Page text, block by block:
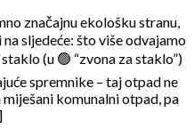
značajnu ekološku stranu,
sljedeće: što više odvajamo
(u 🟢 “zvona za staklo”)
spremnike – taj otpad ne
miješani komunalni otpad, pa